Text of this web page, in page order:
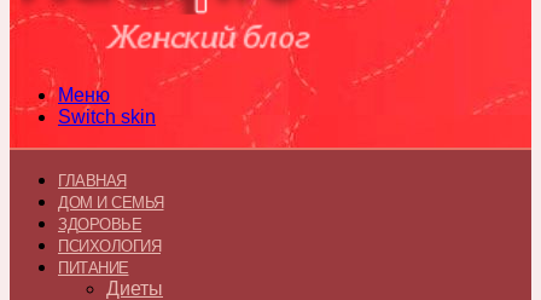
Меню
Switch skin
ГЛАВНАЯ
ДОМ И СЕМЬЯ
ЗДОРОВЬЕ
ПСИХОЛОГИЯ
ПИТАНИЕ
Диеты